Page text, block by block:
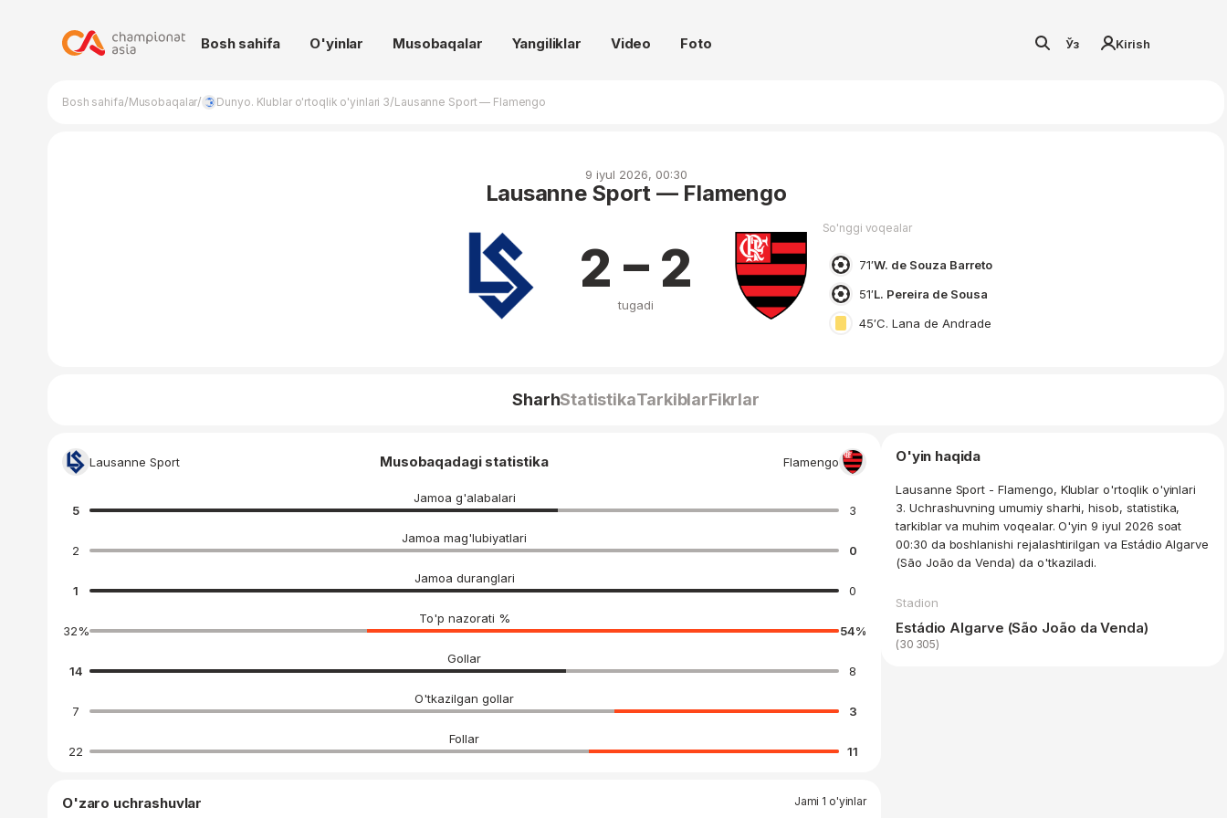
Bosh sahifa O'yinlar Musobaqalar Yangiliklar Video Foto Ўз Kirish
Bosh sahifa/Musobaqalar/ Dunyo. Klublar o'rtoqlik o'yinlari 3/Lausanne Sport — Flamengo
9 iyul 2026, 00:30
Lausanne Sport — Flamengo
2 – 2
tugadi
So'nggi voqealar
71′W. de Souza Barreto
51′L. Pereira de Sousa
45′C. Lana de Andrade
SharhStatistikaTarkiblarFikrlar
Lausanne Sport Musobaqadagi statistika Flamengo
Jamoa g'alabalari
5
3
Jamoa mag'lubiyatlari
2
0
Jamoa duranglari
1
0
To'p nazorati %
32% 54%
Gollar
14
8
O'tkazilgan gollar
7
3
Follar
22
11
O'zaro uchrashuvlar Jami 1 o'yinlar
O'yin haqida
Lausanne Sport - Flamengo, Klublar o'rtoqlik o'yinlari
3. Uchrashuvning umumiy sharhi, hisob, statistika,
tarkiblar va muhim voqealar. O'yin 9 iyul 2026 soat
00:30 da boshlanishi rejalashtirilgan va Estádio Algarve
(São João da Venda) da o'tkaziladi.
Stadion
Estádio Algarve (São João da Venda)
(30 305)